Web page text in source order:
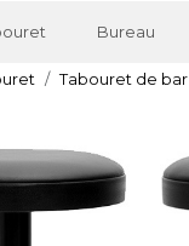
Bureau
Tabouret de bar